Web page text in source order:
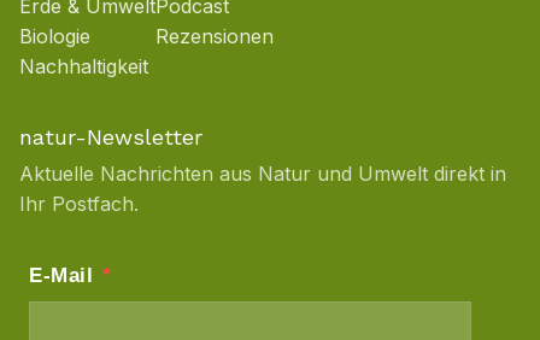
Erde & Umwelt
Biologie
Nachhaltigkeit
Podcast
Rezensionen
natur-Newsletter
Aktuelle Nachrichten aus Natur und Umwelt direkt in
Ihr Postfach.